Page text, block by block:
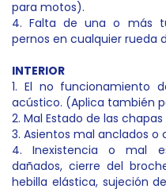
para motos).
4. Falta de una o más
pernos en cualquier rueda
INTERIOR
1. El no funcionamiento
acústico. (Aplica también
2. Mal Estado de las chapas
3. Asientos mal anclados
4. Inexistencia o mal
dañados, cierre del
hebilla elástica, sujeción